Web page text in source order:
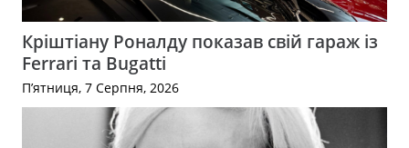
Кріштіану Роналду показав свій гараж із
Ferrari та Bugatti
П’ятниця, 7 Серпня, 2026